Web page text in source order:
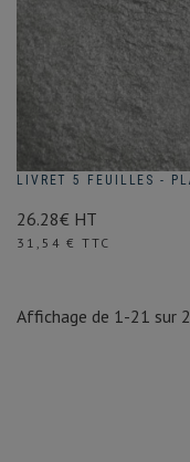
LIVRET 5 FEUILLES -
26.28€ HT
Prix
31,54 € TTC
Affichage de 1-21 sur